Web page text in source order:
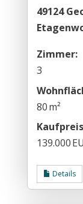
49124
Zimmer:
3
80 m²
139.000
Details